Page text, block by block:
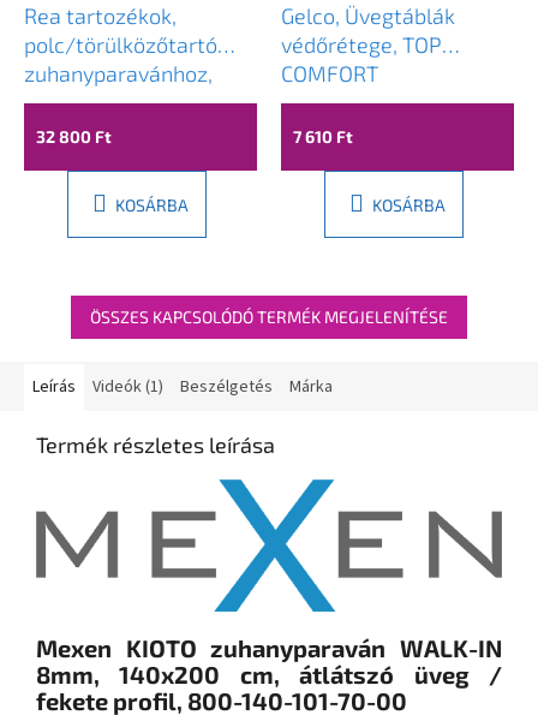
Rea tartozékok,
polc/törülközőtartó
zuhanyparavánhoz,
fekete, HOM-00652
32 800 Ft
KOSÁRBA
Gelco, Üvegtáblák
védőrétege, TOP
COMFORT
7 610 Ft
KOSÁRBA
ÖSSZES KAPCSOLÓDÓ TERMÉK MEGJELENÍTÉSE
Leírás Videók (1) Beszélgetés Márka
Termék részletes leírása
Mexen KIOTO zuhanyparaván WALK-IN
8mm, 140x200 cm, átlátszó üveg /
fekete profil, 800-140-101-70-00